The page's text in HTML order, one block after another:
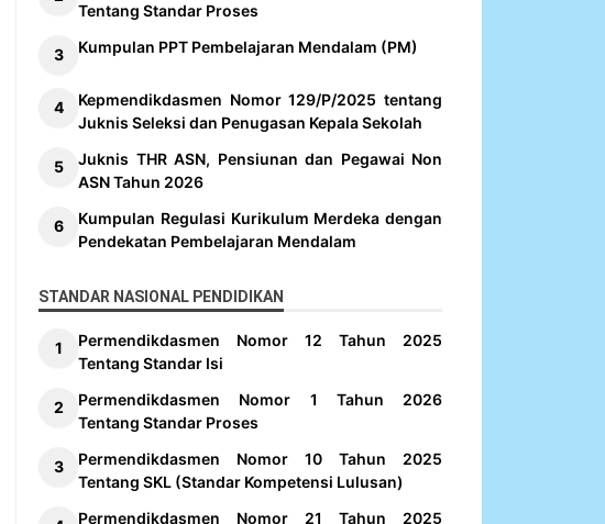
Tentang Standar Proses
Kumpulan PPT Pembelajaran Mendalam (PM)
Kepmendikdasmen Nomor 129/P/2025 tentang
Juknis Seleksi dan Penugasan Kepala Sekolah
Juknis THR ASN, Pensiunan dan Pegawai Non
ASN Tahun 2026
Kumpulan Regulasi Kurikulum Merdeka dengan
Pendekatan Pembelajaran Mendalam
STANDAR NASIONAL PENDIDIKAN
Permendikdasmen Nomor 12 Tahun 2025
Tentang Standar Isi
Permendikdasmen Nomor 1 Tahun 2026
Tentang Standar Proses
Permendikdasmen Nomor 10 Tahun 2025
Tentang SKL (Standar Kompetensi Lulusan)
Permendikdasmen Nomor 21 Tahun 2025